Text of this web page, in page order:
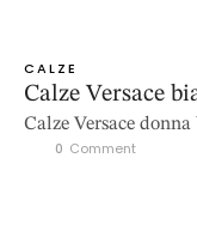
CALZE
Calze Versace
Calze Versace
0 Comment